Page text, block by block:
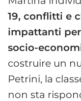
19, conflitti e
impattanti
socio-
costruire un
Petrini, la
non sta